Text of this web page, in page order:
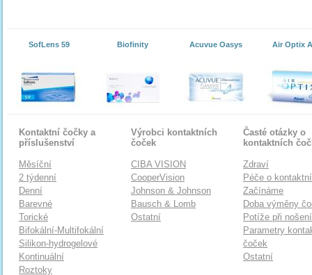
SofLens 59 Biofinity Acuvue Oasys Air Optix
Kontaktní čočky a
příslušenství
Měsíční
2 týdenní
Denní
Barevné
Torické
Bifokální-Multifokální
Silikon-hydrogelové
Kontinuální
Roztoky
Výrobci kontaktních
čoček
CIBA VISION
CooperVision
Johnson & Johnson
Bausch & Lomb
Ostatní
Časté otázky o
kontaktních
Zdraví
Péče o
Začínáme
Doba výměny
Potíže při
Parametry
čoček
Ostatní